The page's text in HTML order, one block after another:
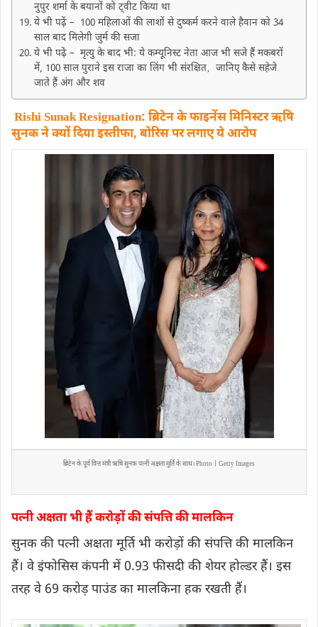
नुपुर शर्मा के बयानों को ट्वीट किया था
ये भी पढ़ें – 100 महिलाओं की लाशों से दुष्कर्म करने वाले हैवान को 34
साल बाद मिलेगी जुर्म की सजा
ये भी पढे़ं – मृत्यु के बाद भी: ये कम्यूनिस्ट नेता आज भी सजे हैं मकबरों
में, 100 साल पुराने इस राजा का लिंग भी संरक्षित‚ जानिए कैसे सहेजे
जाते हैं अंग और शव
Rishi Sunak Resignation: ब्रिटेन के फाइनेंस मिनिस्टर ऋषि
सुनक ने क्यों दिया इस्तीफा, बोरिस पर लगाए ये आरोप
ब्रिटेन के पूर्व वित्त मंत्री ऋषि सुनक पत्नी अक्षता मूर्ति के साथ। Photo | Getty Images
पत्नी अक्षता भी हैं करोड़ों की सं​पत्ति की मा​लकिन
सुनक की पत्नी अक्षता मूर्ति भी करोड़ों की संपत्ति की मालकिन
हैं। वे इंफोसिस कंपनी में 0.93 फीसदी की शेयर होल्डर हैं। इस
तरह वे 69 करोड़ पाउंड का मालकिना हक रखती हैं।